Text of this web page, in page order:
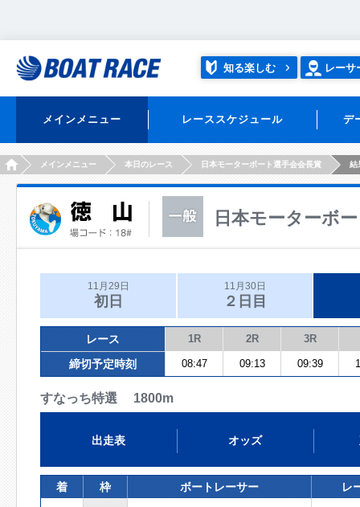
知る楽しむ レーサ
メインメニュー レーススケジュール デ
HOMEメインメニュー 本日のレース 日本モーターボート選手会会長賞 結
日本モーターボ
11月29日
初日
11月30日
２日目
レース 1R 2R 3R
締切予定時刻 08:47 09:13 09:39
すなっち特選 1800m
出走表 オッズ
着 枠 ボートレーサー レ